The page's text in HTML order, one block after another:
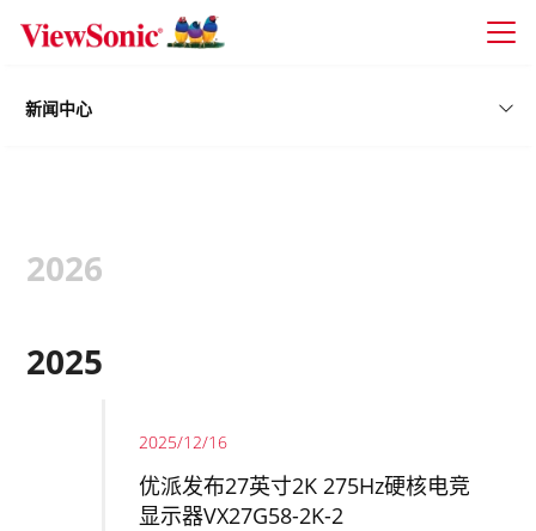
Skip to main content
新闻中心
2026
2025
2025/12/16
优派发布27英寸2K 275Hz硬核电竞
显示器VX27G58-2K-2